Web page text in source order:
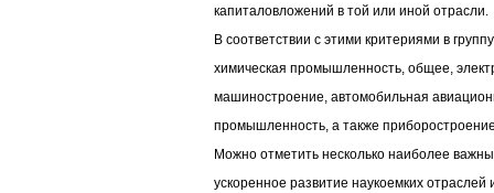
капиталовложений в той или иной отрасли.
В соответствии с этими критериями в
химическая промышленность, общее,
машиностроение, автомобильная
промышленность, а также
Можно отметить несколько наиболее
ускоренное развитие наукоемких